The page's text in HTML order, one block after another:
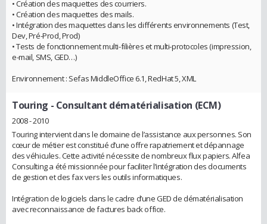
• Création des maquettes des courriers.
• Création des maquettes des mails.
• Intégration des maquettes dans les différents environnements (Test,
Dev, Pré-Prod, Prod)
• Tests de fonctionnement multi-filières et multi-protocoles (impression,
e-mail, SMS, GED…)
Environnement : Sefas MiddleOffice 6.1, RedHat 5, XML
Touring - Consultant dématérialisation (ECM)
2008 - 2010
Touring intervient dans le domaine de l’assistance aux personnes. Son
cœur de métier est constitué d’une offre rapatriement et dépannage
des véhicules. Cette activité nécessite de nombreux flux papiers. Alfea
Consulting a été missionnée pour faciliter l’intégration des documents
de gestion et des fax vers les outils informatiques.
Intégration de logiciels dans le cadre d’une GED de dématérialisation
avec reconnaissance de factures back office.